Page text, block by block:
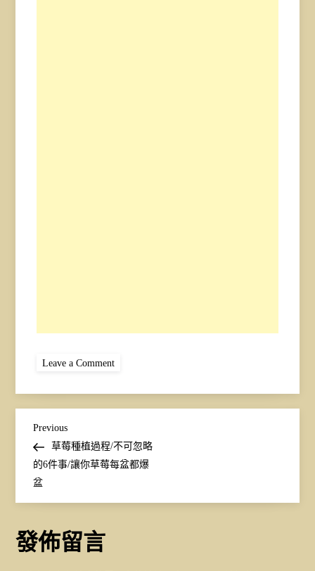
Leave a Commenton
表
文
章
導
覽
Previous
Post
Previous
草莓種植過程/不可忽略
的6件事/讓你草莓每盆都爆
盆
發佈留言